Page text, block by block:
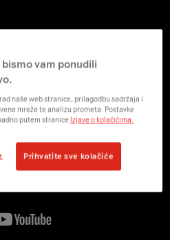
vam ponudili
naše web stranice, prilagodbu sadržaja i
mreže te analizu prometa. Postavke
putem stranice Izjave o kolačićima.
Prihvatite sve kolačiće